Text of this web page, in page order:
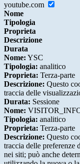
youtube.com
Nome
Tipologia
Proprieta
Descrizione
Durata
Nome: YSC
Tipologia: analitico
Proprieta: Terza-parte
Descrizione: Questo
traccia delle
Durata: Sessione
Nome:
Tipologia: analitico
Proprieta: Terza-parte
Descrizione: Questo
traccia delle preferenze
nei siti; può anche